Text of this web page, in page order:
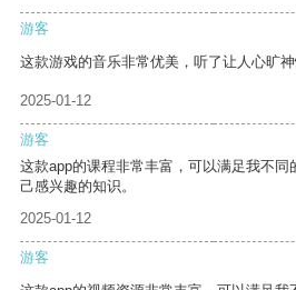
游客
这款游戏的音乐非常优美，听了让人心旷神
2025-01-12
游客
这款app的课程非常丰富，可以满足我不同
己感兴趣的知识。
2025-01-12
游客